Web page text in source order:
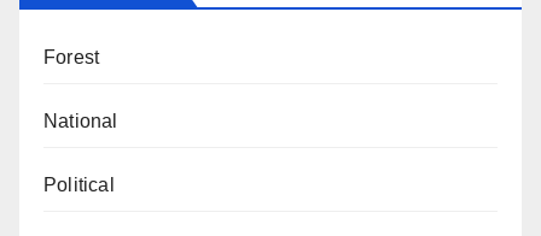
Forest
National
Political